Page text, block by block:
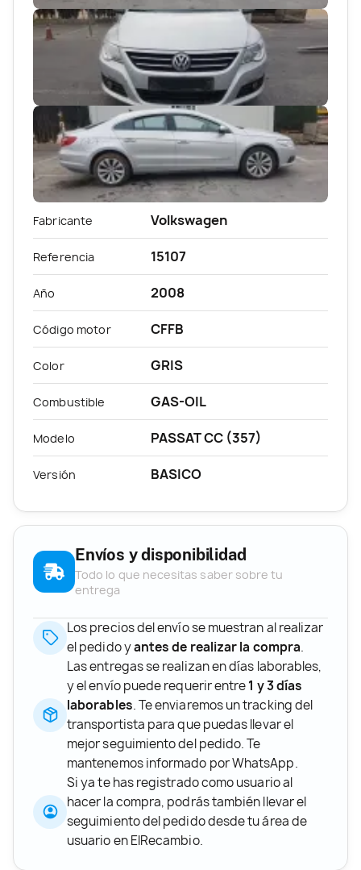
Fabricante Volkswagen
Referencia 15107
Año 2008
Código motor CFFB
Color GRIS
Combustible GAS-OIL
Modelo PASSAT CC (357)
Versión BASICO
Envíos y disponibilidad
Todo lo que necesitas saber sobre tu
entrega
Los precios del envío se muestran al realizar
el pedido yantes de realizar la compra.
Las entregas se realizan en días laborables,
y el envío puede requerir entre1 y 3 días
laborables. Te enviaremos un tracking del
transportista para que puedas llevar el
mejor seguimiento del pedido. Te
mantenemos informado por WhatsApp.
Si ya te has registrado como usuario al
hacer la compra, podrás también llevar el
seguimiento del pedido desde tu área de
usuario en ElRecambio.